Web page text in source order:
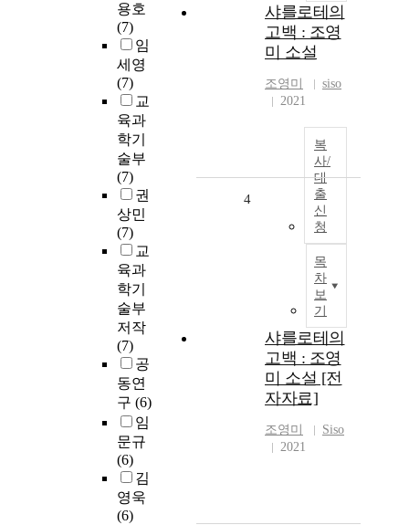
용호
(7)
임
세영
(7)
교
육과
학기
술부
(7)
권
상민
(7)
교
육과
학기
술부
저작
(7)
공
동연
구 (6)
임
문규
(6)
김
영욱
(6)
샤를로테의
고백 : 조영
미 소설
조영미
siso
2021
복
사/
대
출
신
청
목
차
보
기
4
샤를로테의
고백 : 조영
미 소설 [전
자자료]
조영미
Siso
2021